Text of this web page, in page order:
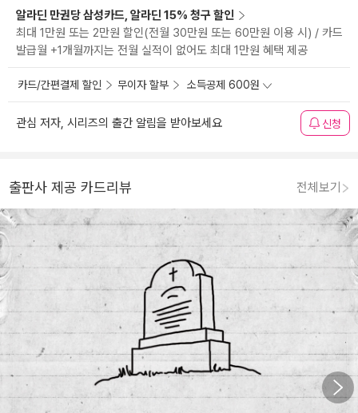
알라딘 만권당 삼성카드, 알라딘 15% 청구 할인
최대 1만원 또는 2만원 할인(전월 30만원 또는 60만원 이용 시) / 카드
발급월 +1개월까지는 전월 실적이 없어도 최대 1만원 혜택 제공
카드/간편결제 할인 무이자 할부 소득공제 600원
관심 저자, 시리즈의 출간 알림을 받아보세요 신청
출판사 제공 카드리뷰 전체보기